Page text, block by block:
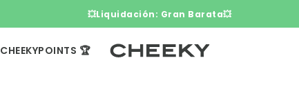
💥Liquidación: Gran Barata💥
CHEEKYPOINTS 🏆